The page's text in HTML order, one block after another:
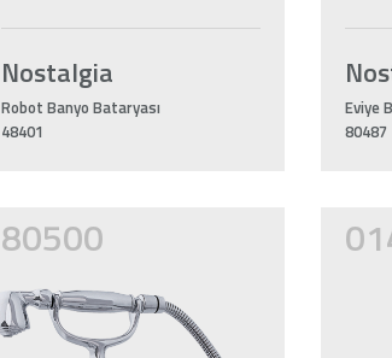
Nostalgia
Robot Banyo Bataryası
48401
Eviye
80487
80500